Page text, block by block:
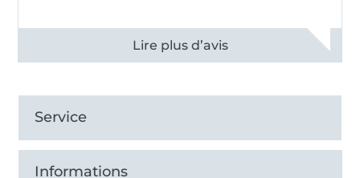
Voir tous les 11496 commentaires
Service
Informations